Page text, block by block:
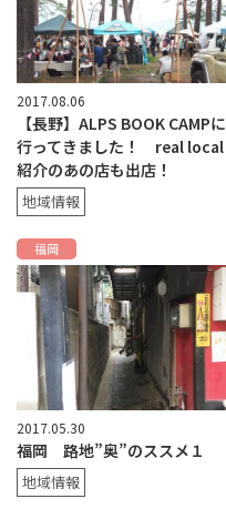
2017.08.06
【長野】ALPS BOOK CAMPに
行ってきました！ real local
紹介のあの店も出店！
地域情報
福岡
2017.05.30
福岡 路地”奥”のススメ１
地域情報